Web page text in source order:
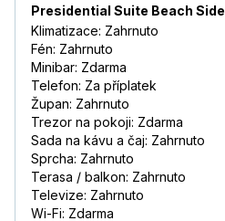
Presidential Suite Beach Side
Klimatizace: Zahrnuto
Fén: Zahrnuto
Minibar: Zdarma
Telefon: Za příplatek
Župan: Zahrnuto
Trezor na pokoji: Zdarma
Sada na kávu a čaj: Zahrnuto
Sprcha: Zahrnuto
Terasa / balkon: Zahrnuto
Televize: Zahrnuto
Wi-Fi: Zdarma